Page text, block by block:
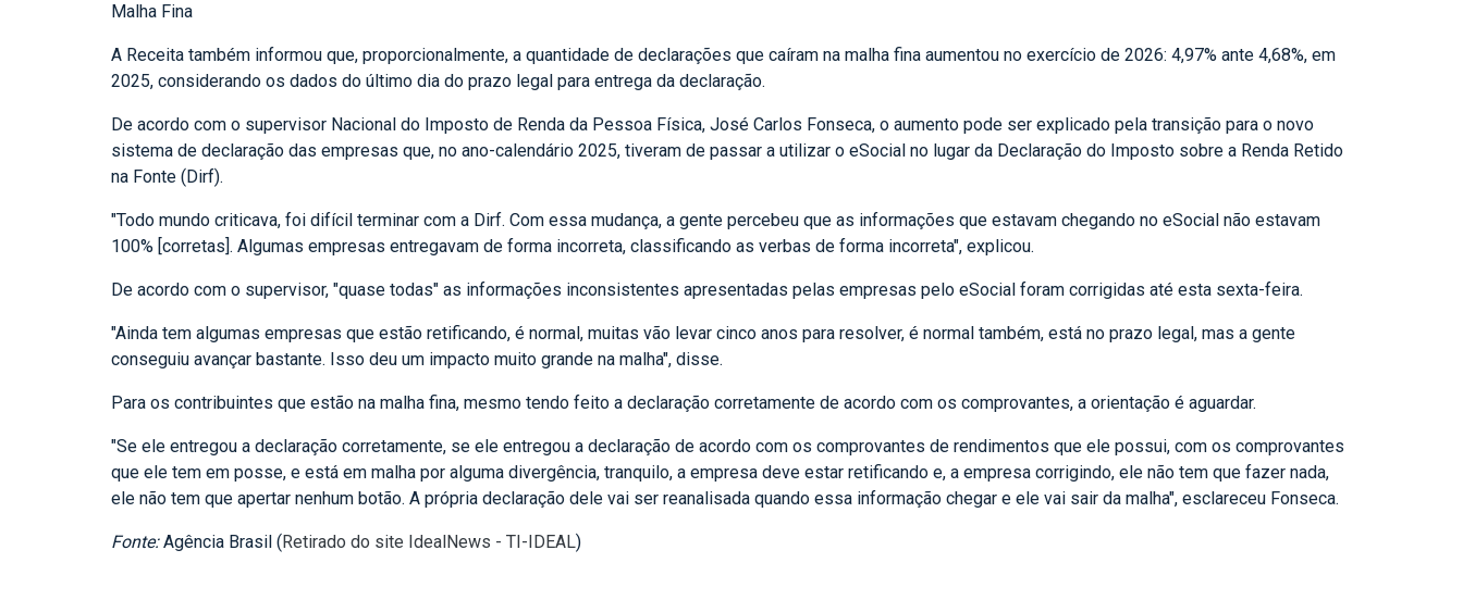
Malha Fina
A Receita também informou que, proporcionalmente, a quantidade de declarações que caíram na malha fina aumentou no exercício de 2026: 4,97% ante 4,68%, em
2025, considerando os dados do último dia do prazo legal para entrega da declaração.
De acordo com o supervisor Nacional do Imposto de Renda da Pessoa Física, José Carlos Fonseca, o aumento pode ser explicado pela transição para o novo
sistema de declaração das empresas que, no ano-calendário 2025, tiveram de passar a utilizar o eSocial no lugar da Declaração do Imposto sobre a Renda Retido
na Fonte (Dirf).
"Todo mundo criticava, foi difícil terminar com a Dirf. Com essa mudança, a gente percebeu que as informações que estavam chegando no eSocial não estavam
100% [corretas]. Algumas empresas entregavam de forma incorreta, classificando as verbas de forma incorreta", explicou.
De acordo com o supervisor, "quase todas" as informações inconsistentes apresentadas pelas empresas pelo eSocial foram corrigidas até esta sexta-feira.
"Ainda tem algumas empresas que estão retificando, é normal, muitas vão levar cinco anos para resolver, é normal também, está no prazo legal, mas a gente
conseguiu avançar bastante. Isso deu um impacto muito grande na malha", disse.
Para os contribuintes que estão na malha fina, mesmo tendo feito a declaração corretamente de acordo com os comprovantes, a orientação é aguardar.
"Se ele entregou a declaração corretamente, se ele entregou a declaração de acordo com os comprovantes de rendimentos que ele possui, com os comprovantes
que ele tem em posse, e está em malha por alguma divergência, tranquilo, a empresa deve estar retificando e, a empresa corrigindo, ele não tem que fazer nada,
ele não tem que apertar nenhum botão. A própria declaração dele vai ser reanalisada quando essa informação chegar e ele vai sair da malha", esclareceu Fonseca.
Fonte:Agência Brasil (Retirado do site IdealNews - TI-IDEAL)